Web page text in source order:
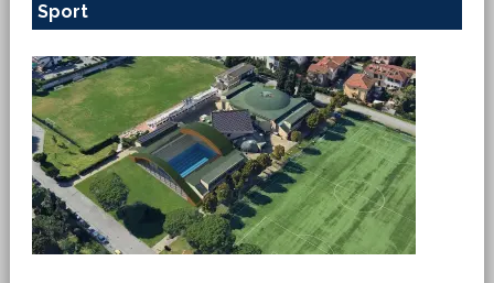
Sport